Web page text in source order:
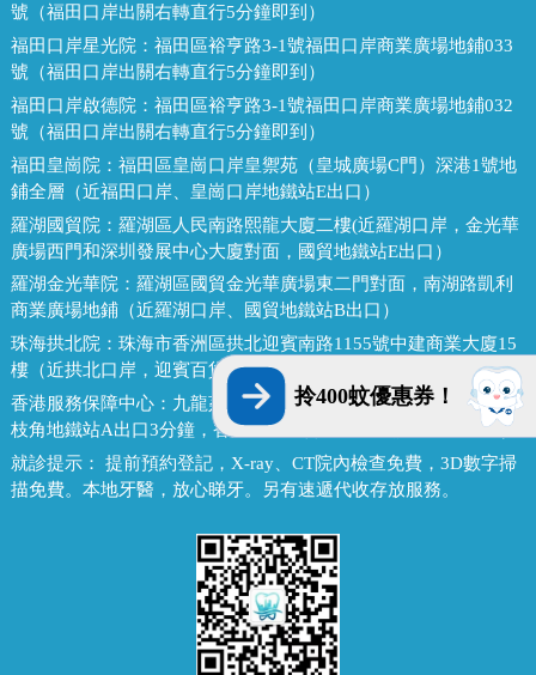
號（福田口岸出關右轉直行5分鐘即到）
福田口岸星光院： 福田區裕亨路3-1號福田口岸商業廣場地鋪033
號（福田口岸出關右轉直行5分鐘即到）
福田口岸啟德院： 福田區裕亨路3-1號福田口岸商業廣場地鋪032
號（福田口岸出關右轉直行5分鐘即到）
福田皇崗院： 福田區皇崗口岸皇禦苑（皇城廣場C門）深港1號地
鋪全層（近福田口岸、皇崗口岸地鐵站E出口）
羅湖國貿院： 羅湖區人民南路熙龍大廈二樓(近羅湖口岸，金光華
廣場西門和深圳發展中心大廈對面，國貿地鐵站E出口）
羅湖金光華院： 羅湖區國貿金光華廣場東二門對面，南湖路凱利
商業廣場地鋪（近羅湖口岸、國貿地鐵站B出口）
珠海拱北院： 珠海市香洲區拱北迎賓南路1155號中建商業大廈15
樓（近拱北口岸，迎賓百貨廣場對面）
香港服務保障中心： 九龍荔枝角長裕街11號定豐中心1306室（荔
枝角地鐵站A出口3分鐘，香港辦公室暫不應診，提供網絡諮詢）
就診提示： 提前預約登記，X-ray、CT院內檢查免費，3D數字掃
描免費。本地牙醫，放心睇牙。另有速遞代收存放服務。
拎400蚊優惠券！